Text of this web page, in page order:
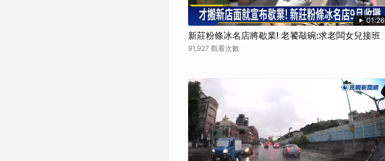
01:26
新莊粉條冰名店將歇業! 老饕敲碗:求老闆女兒接班
91,927 觀看次數